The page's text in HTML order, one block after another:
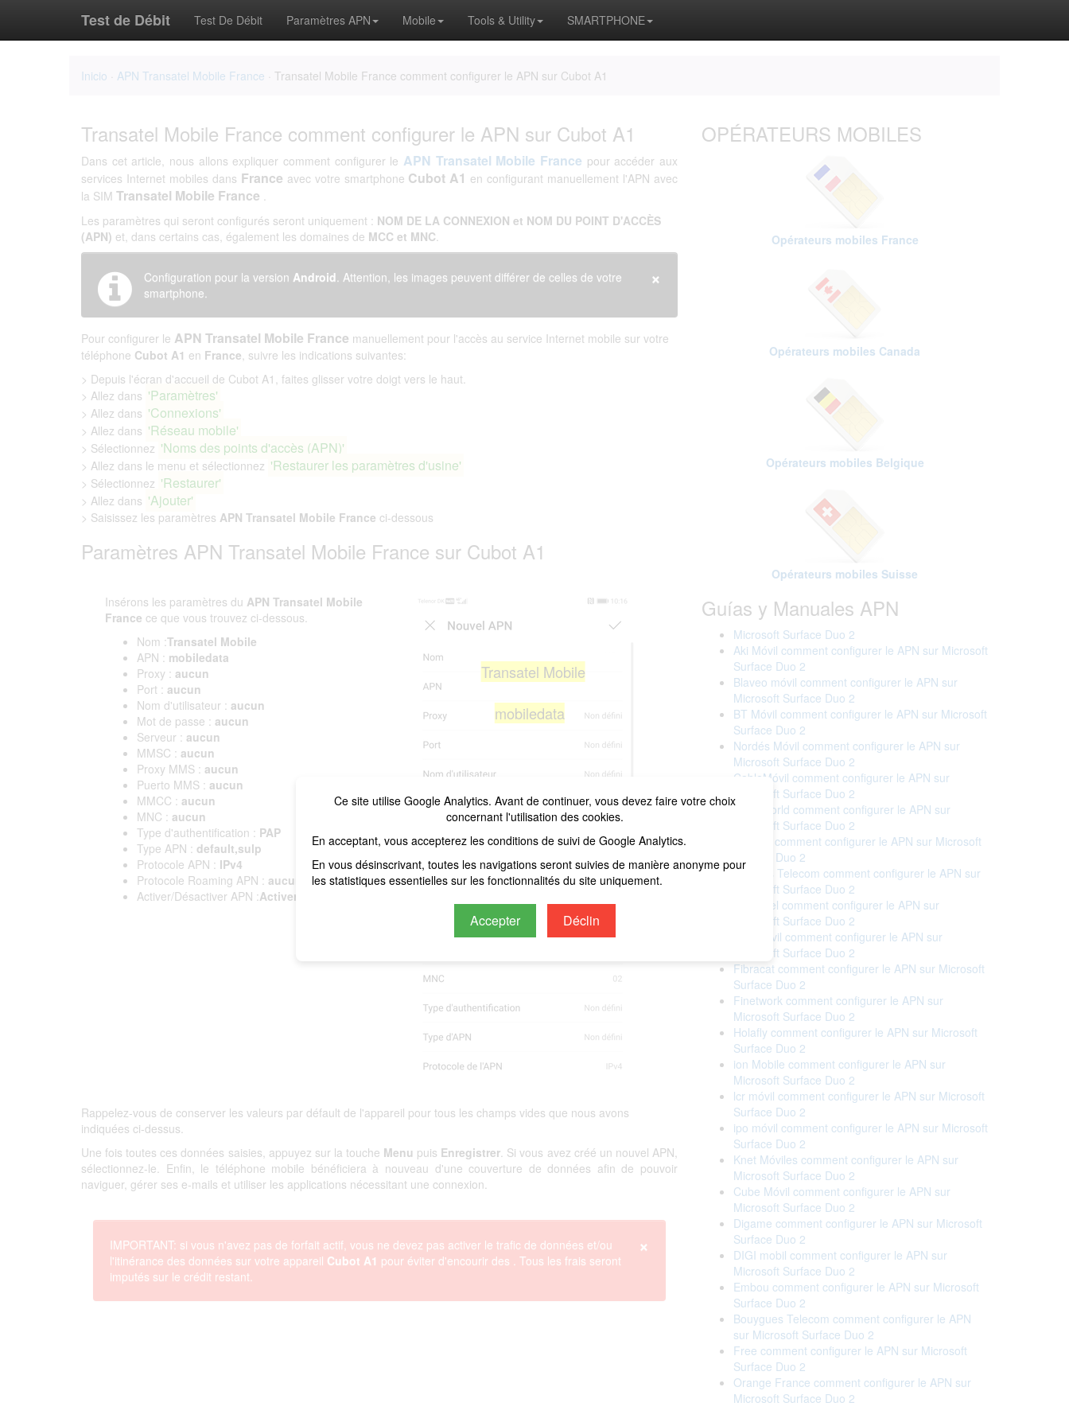
Ce site utilise Google Analytics. Avant de continuer, vous devez faire votre choix
concernant l'utilisation des cookies.
En acceptant, vous accepterez les conditions de suivi de Google Analytics.
En vous désinscrivant, toutes les navigations seront suivies de manière anonyme pour
les statistiques essentielles sur les fonctionnalités du site uniquement.
Accepter Déclin
Test de Débit Test De Débit Paramètres APN Mobile Tools & Utility SMARTPHONE
Inicio APN Transatel Mobile France · Transatel Mobile France comment configurer le APN sur Cubot A1
Transatel Mobile France comment configurer le APN sur Cubot A1
Dans cet article, nous allons expliquer comment configurer le APN Transatel Mobile France pour accéder aux
services Internet mobiles dans France avec votre smartphone Cubot A1 en configurant manuellement l'APN avec
la SIM Transatel Mobile France .
Les paramètres qui seront configurés seront uniquement : NOM DE LA CONNEXION et NOM DU POINT D'ACCÈS
(APN) et, dans certains cas, également les domaines de MCC et MNC.
×
Configuration pour la version Android. Attention, les images peuvent différer de celles de votre
smartphone.
Pour configurer le APN Transatel Mobile France manuellement pour l'accès au service Internet mobile sur votre
téléphone Cubot A1 en France, suivre les indications suivantes:
> Depuis l'écran d'accueil de Cubot A1, faites glisser votre doigt vers le haut.
> Allez dans 'Paramètres'
> Allez dans 'Connexions'
> Allez dans 'Réseau mobile'
> Sélectionnez 'Noms des points d'accès (APN)'
> Allez dans le menu et sélectionnez 'Restaurer les paramètres d'usine'
> Sélectionnez 'Restaurer'
> Allez dans 'Ajouter'
> Saisissez les paramètres APN Transatel Mobile France ci-dessous
Paramètres APN Transatel Mobile France sur Cubot A1
Insérons les paramètres du APN Transatel Mobile
France ce que vous trouvez ci-dessous.
Nom :Transatel Mobile
APN : mobiledata
Proxy : aucun
Port : aucun
Nom d'utilisateur : aucun
Mot de passe : aucun
Serveur : aucun
MMSC : aucun
Proxy MMS : aucun
Puerto MMS : aucun
MMCC : aucun
MNC : aucun
Type d'authentification : PAP
Type APN : default,sulp
Protocole APN : IPv4
Protocole Roaming APN : aucun
Activer/Désactiver APN :Activer
mobiledata
Transatel Mobile
Rappelez-vous de conserver les valeurs par défault de l'appareil pour tous les champs vides que nous avons
indiquées ci-dessus.
Une fois toutes ces données saisies, appuyez sur la touche Menu puis Enregistrer. Si vous avez créé un nouvel APN,
sélectionnez-le. Enfin, le téléphone mobile bénéficiera à nouveau d'une couverture de données afin de pouvoir
naviguer, gérer ses e-mails et utiliser les applications nécessitant une connexion.
×
IMPORTANT: si vous n'avez pas de forfait actif, vous ne devez pas activer le trafic de données et/ou
l'itinérance des données sur votre appareil Cubot A1 pour éviter d'encourir des . Tous les frais seront
imputés sur le crédit restant.
OPÉRATEURS MOBILES
Opérateurs mobiles France
Opérateurs mobiles Canada
Opérateurs mobiles Belgique
Opérateurs mobiles Suisse
Guías y Manuales APN
Microsoft Surface Duo 2
Aki Móvil comment configurer le APN sur Microsoft
Surface Duo 2
Blaveo móvil comment configurer le APN sur
Microsoft Surface Duo 2
BT Móvil comment configurer le APN sur Microsoft
Surface Duo 2
Nordés Móvil comment configurer le APN sur
Microsoft Surface Duo 2
CableMóvil comment configurer le APN sur
Microsoft Surface Duo 2
Cableworld comment configurer le APN sur
Microsoft Surface Duo 2
Cellhire comment configurer le APN sur Microsoft
Surface Duo 2
Correos Telecom comment configurer le APN sur
Microsoft Surface Duo 2
Euskaltel comment configurer le APN sur
Microsoft Surface Duo 2
Eva Móvil comment configurer le APN sur
Microsoft Surface Duo 2
Fibracat comment configurer le APN sur Microsoft
Surface Duo 2
Finetwork comment configurer le APN sur
Microsoft Surface Duo 2
Holafly comment configurer le APN sur Microsoft
Surface Duo 2
ion Mobile comment configurer le APN sur
Microsoft Surface Duo 2
lcr móvil comment configurer le APN sur Microsoft
Surface Duo 2
ipo móvil comment configurer le APN sur Microsoft
Surface Duo 2
Knet Móviles comment configurer le APN sur
Microsoft Surface Duo 2
Cube Móvil comment configurer le APN sur
Microsoft Surface Duo 2
Digame comment configurer le APN sur Microsoft
Surface Duo 2
DIGI mobil comment configurer le APN sur
Microsoft Surface Duo 2
Embou comment configurer le APN sur Microsoft
Surface Duo 2
Bouygues Telecom comment configurer le APN
sur Microsoft Surface Duo 2
Free comment configurer le APN sur Microsoft
Surface Duo 2
Orange France comment configurer le APN sur
Microsoft Surface Duo 2